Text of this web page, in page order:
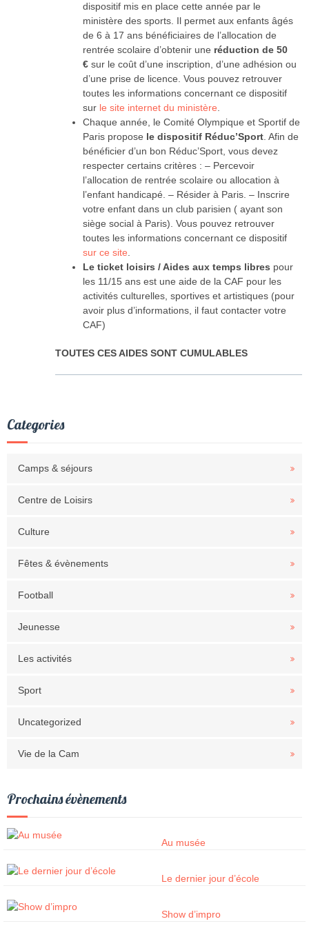
dispositif mis en place cette année par le
ministère des sports. Il permet aux enfants âgés
de 6 à 17 ans bénéficiaires de l’allocation de
rentrée scolaire d’obtenir une réduction de 50
€ sur le coût d’une inscription, d’une adhésion ou
d’une prise de licence. Vous pouvez retrouver
toutes les informations concernant ce dispositif
sur le site internet du ministère.
Chaque année, le Comité Olympique et Sportif de
Paris propose le dispositif Réduc’Sport. Afin de
bénéficier d’un bon Réduc’Sport, vous devez
respecter certains critères : – Percevoir
l’allocation de rentrée scolaire ou allocation à
l’enfant handicapé. – Résider à Paris. – Inscrire
votre enfant dans un club parisien ( ayant son
siège social à Paris). Vous pouvez retrouver
toutes les informations concernant ce dispositif
sur ce site.
Le ticket loisirs / Aides aux temps libres pour
les 11/15 ans est une aide de la CAF pour les
activités culturelles, sportives et artistiques (pour
avoir plus d’informations, il faut contacter votre
CAF)
TOUTES CES AIDES SONT CUMULABLES
Categories
Camps & séjours
Centre de Loisirs
Culture
Fêtes & évènements
Football
Jeunesse
Les activités
Sport
Uncategorized
Vie de la Cam
Prochains évènements
Au musée
Le dernier jour d’école
Show d’impro